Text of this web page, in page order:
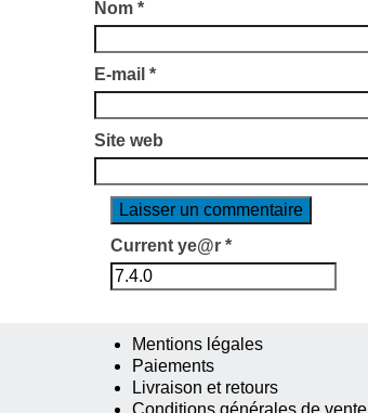
Nom *
E-mail *
Site web
Current ye@r *
Mentions légales
Paiements
Livraison et retours
Conditions générales de vente